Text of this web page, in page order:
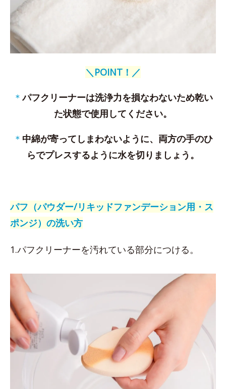
＼POINT！／
＊パフクリーナーは洗浄力を損なわないため乾い
た状態で使用してください。
＊ 中綿が寄ってしまわないように、両方の手のひ
らでプレスするように水を切りましょう。
パフ（パウダー/リキッドファンデーション用・ス
ポンジ）の洗い方
1.パフクリーナーを汚れている部分につける。